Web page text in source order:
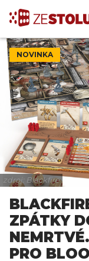
NOVINKA
zdroj: Blackfire
ZPÁTKY
PRO